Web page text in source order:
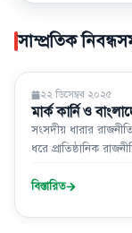
সাম্প্রতিক
মতামত
২২ ডিসেম্বর ২০২৫
মার্ক কার্নি ও
সংসদীয় ধারার
ধরে প্রাতিষ্ঠানিক
সীমানা অতিক্রম করে
বিস্তারিত